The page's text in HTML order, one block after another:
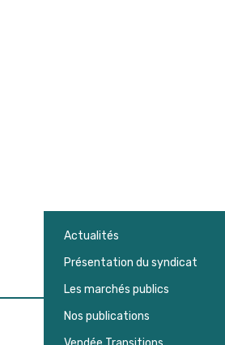
Actualités
Présentation du syndicat
Les marchés publics
Nos publications